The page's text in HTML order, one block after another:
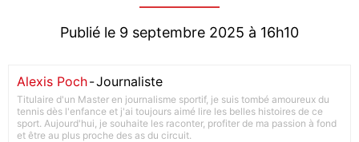
Publié le 9 septembre 2025 à 16h10
Alexis Poch-Journaliste
Titulaire d'un Master en journalisme sportif, je suis tombé amoureux du
tennis dès l'enfance et j'ai toujours aimé lire les belles histoires de ce
sport. Aujourd'hui, je souhaite les raconter, profiter de ma passion à fond
et être au plus proche des as du circuit.